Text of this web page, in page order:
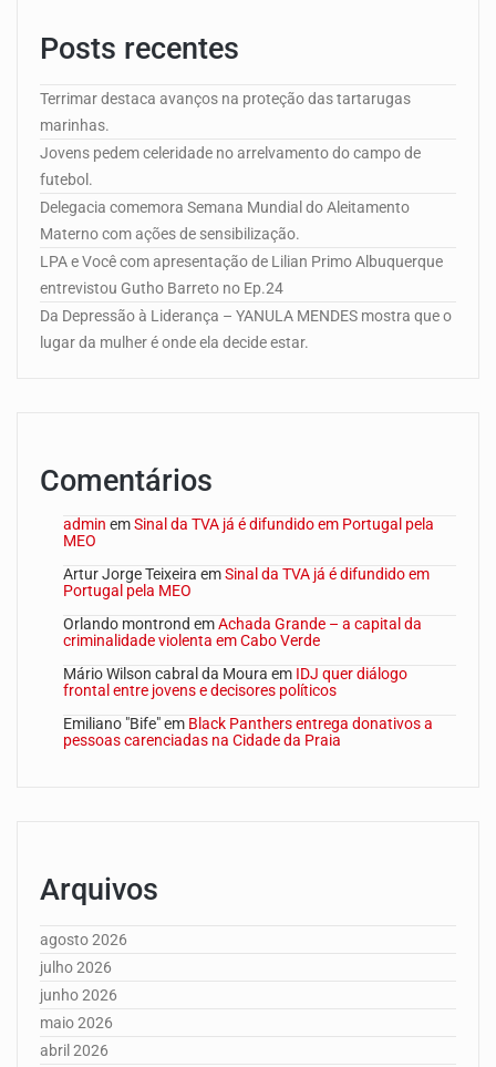
Posts recentes
Terrimar destaca avanços na proteção das tartarugas
marinhas.
Jovens pedem celeridade no arrelvamento do campo de
futebol.
Delegacia comemora Semana Mundial do Aleitamento
Materno com ações de sensibilização.
LPA e Você com apresentação de Lilian Primo Albuquerque
entrevistou Gutho Barreto no Ep.24
Da Depressão à Liderança – YANULA MENDES mostra que o
lugar da mulher é onde ela decide estar.
Comentários
admin emSinal da TVA já é difundido em Portugal pela
MEO
Artur Jorge Teixeira emSinal da TVA já é difundido em
Portugal pela MEO
Orlando montrond emAchada Grande – a capital da
criminalidade violenta em Cabo Verde
Mário Wilson cabral da Moura em IDJ quer diálogo
frontal entre jovens e decisores políticos
Emiliano "Bife"em Black Panthers entrega donativos a
pessoas carenciadas na Cidade da Praia
Arquivos
agosto 2026
julho 2026
junho 2026
maio 2026
abril 2026